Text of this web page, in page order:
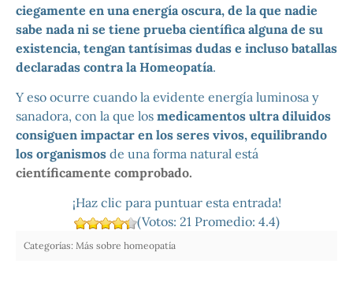
ciegamente en una energía oscura, de la que nadie
sabe nada ni se tiene prueba científica alguna de su
existencia, tengan tantísimas dudas e incluso batallas
declaradas contra la Homeopatía.
Y eso ocurre cuando la evidente energía luminosa y
sanadora, con la que los medicamentos ultra diluidos
consiguen impactar en los seres vivos, equilibrando
los organismos de una forma natural está
científicamente comprobado.
¡Haz clic para puntuar esta entrada!
(Votos: 21Promedio: 4.4)
Categorías: Más sobre homeopatía